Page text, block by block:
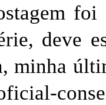
deve
minha